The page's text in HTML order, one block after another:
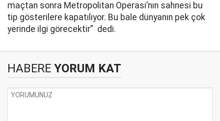
maçtan sonra Metropolitan Operası’nın sahnesi bu
tip gösterilere kapatılıyor. Bu bale dünyanın pek çok
yerinde ilgi görecektir” dedi.
HABERE YORUM KAT